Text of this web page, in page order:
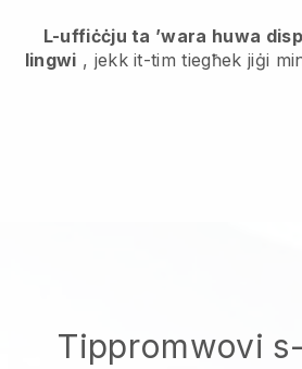
L-uffiċċju ta ’wara huwa
lingwi , jekk it-tim tiegħek jiġi
Tippromwovi